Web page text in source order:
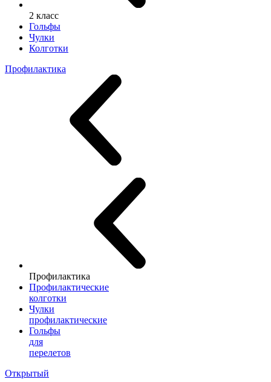
2 класс
Гольфы
Чулки
Колготки
Профилактика
Профилактика
Профилактические
колготки
Чулки
профилактические
Гольфы
для
перелетов
Открытый